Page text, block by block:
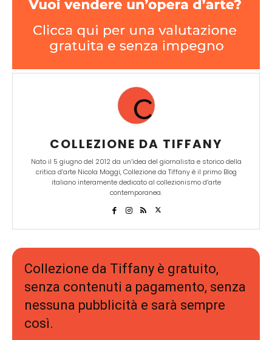
COLLEZIONE DA TIFFANY
Nato il 5 giugno del 2012 da un’idea del giornalista e storico della
critica d’arte Nicola Maggi, Collezione da Tiffany è il primo Blog
italiano interamente dedicato al collezionismo d’arte
contemporanea.
Collezione da Tiffany è gratuito,
senza contenuti a pagamento, senza
nessuna pubblicità e sarà sempre
così.